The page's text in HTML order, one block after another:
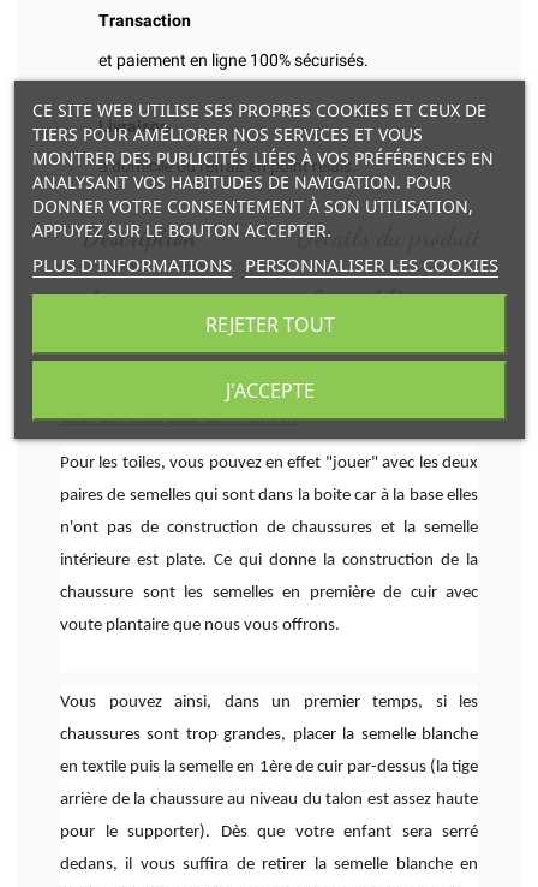
Transaction
et paiement en ligne 100% sécurisés.
Livraison
à domicile ou retrait en point relais.
Description Détails du produit
Accessoires Conseil Pointure
Si un peu grandes au début, vous pouvez jouer avec les
deux semelles pour commencer:
Pour les toiles, vous pouvez en effet "jouer" avec les deux
paires de semelles qui sont dans la boite car à la base elles
n'ont pas de construction de chaussures et la semelle
intérieure est plate. Ce qui donne la construction de la
chaussure sont les semelles en première de cuir avec
voute plantaire que nous vous offrons.
Vous pouvez ainsi, dans un premier temps, si les
chaussures sont trop grandes, placer la semelle blanche
en textile puis la semelle en 1ère de cuir par-dessus (la tige
arrière de la chaussure au niveau du talon est assez haute
pour le supporter). Dès que votre enfant sera serré
dedans, il vous suffira de retirer la semelle blanche en
CE SITE WEB UTILISE SES PROPRES COOKIES ET CEUX DE
TIERS POUR AMÉLIORER NOS SERVICES ET VOUS
MONTRER DES PUBLICITÉS LIÉES À VOS PRÉFÉRENCES EN
ANALYSANT VOS HABITUDES DE NAVIGATION. POUR
DONNER VOTRE CONSENTEMENT À SON UTILISATION,
APPUYEZ SUR LE BOUTON ACCEPTER.
PLUS D'INFORMATIONS PERSONNALISER LES COOKIES
REJETER TOUT
J'ACCEPTE